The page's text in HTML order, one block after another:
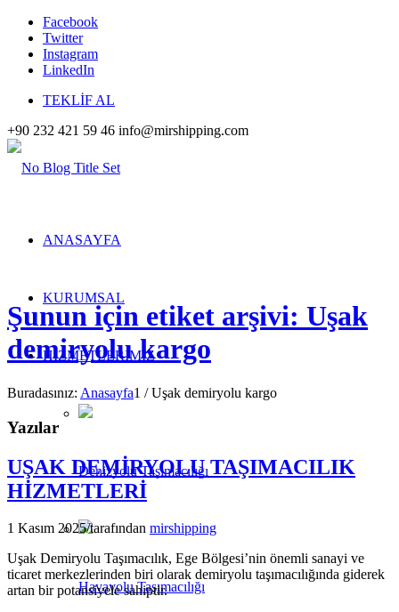
Facebook
Twitter
Instagram
LinkedIn
TEKLİF AL
+90 232 421 59 46 info@mirshipping.com
ANASAYFA
KURUMSAL
HİZMETLERİMİZ
Denizyolu Taşımacılığı
Havayolu Taşımacılığı
Şunun için etiket arşivi: Uşak
demiryolu kargo
Buradasınız: Anasayfa1 / Uşak demiryolu kargo
Yazılar
UŞAK DEMİRYOLU TAŞIMACILIK
HİZMETLERİ
1 Kasım 2025/tarafından mirshipping
Uşak Demiryolu Taşımacılık, Ege Bölgesi’nin önemli sanayi ve
ticaret merkezlerinden biri olarak demiryolu taşımacılığında giderek
artan bir potansiyele sahiptir.